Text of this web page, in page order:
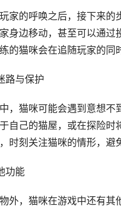
家的呼唤之后，接下来的
身边移动，甚至可以通
的猫咪会在追随玩家的同
路与保护
，猫咪可能会遇到意想
自己的猫屋，或在探险
时刻关注猫咪的情形，避
功能
外，猫咪在游戏中还有其